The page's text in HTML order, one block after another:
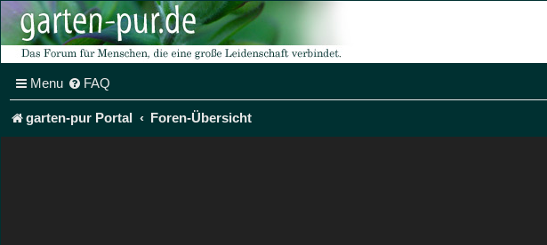
Menu FAQ
garten-pur Portal Foren-Übersicht